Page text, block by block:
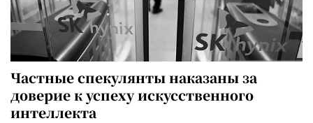
Частные спекулянты наказаны за
доверие к успеху искусственного
интеллекта